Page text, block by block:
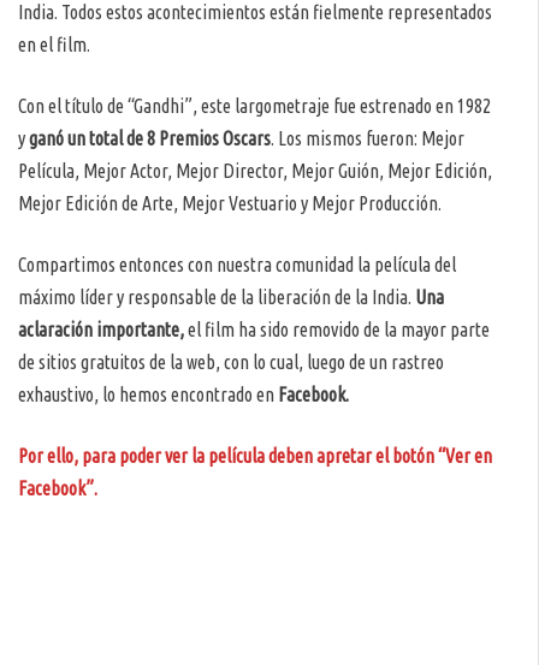
India. Todos estos acontecimientos están fielmente representados
en el film.
Con el título de “Gandhi”, este largometraje fue estrenado en 1982
yganó un total de 8 Premios Oscars. Los mismos fueron: Mejor
Película, Mejor Actor, Mejor Director, Mejor Guión, Mejor Edición,
Mejor Edición de Arte, Mejor Vestuario y Mejor Producción.
Compartimos entonces con nuestra comunidad la película del
máximo líder y responsable de la liberación de la India. Una
aclaración importante,el film ha sido removido de la mayor parte
de sitios gratuitos de la web, con lo cual, luego de un rastreo
exhaustivo, lo hemos encontrado en Facebook.
Por ello, para poder ver la película deben apretar el botón “Ver en
Facebook”.